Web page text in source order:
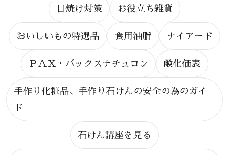
日焼け対策 お役立ち雑貨
おいしいもの特選品 食用油脂 ナイアード
ＰＡＸ・パックスナチュロン 鹸化価表
手作り化粧品、手作り石けんの安全の為のガイ
ド
石けん講座を見る